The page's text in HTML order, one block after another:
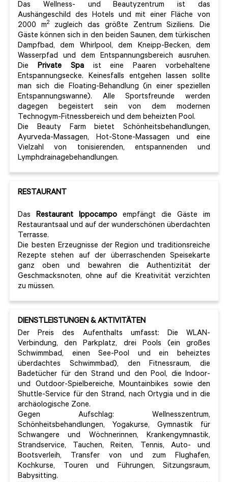
Das Wellness- und Beautyzentrum ist das
Aushängeschild des Hotels und mit einer Fläche von
2000 m2zugleich das größte Zentrum Siziliens. Die
Gäste können sich in den beiden Saunen, dem türkischen
Dampfbad, dem Whirlpool, dem Kneipp-Becken, dem
Wasserpfad und dem Entspannungsbereich ausruhen.
Die Private Spaist eine Paaren vorbehaltene
Entspannungsecke. Keinesfalls entgehen lassen sollte
man sich die Floating-Behandlung (in einer speziellen
Entspannungswanne). Alle Sportsfreunde werden
dagegen begeistert sein von dem modernen
Technogym-Fitnessbereich und dem beheizten Pool.
Die Beauty Farm bietet Schönheitsbehandlungen,
Ayurveda-Massagen, Hot-Stone-Massagen und eine
Vielzahl von tonisierenden, entspannenden und
Lymphdrainagebehandlungen.
RESTAURANT
Das Restaurant Ippocampo empfängt die Gäste im
Restaurantsaal und auf der wunderschönen überdachten
Terrasse.
Die besten Erzeugnisse der Region und traditionsreiche
Rezepte stehen auf der überraschenden Speisekarte
ganz oben und bewahren die Authentizität der
Geschmacksnoten, ohne auf die Kreativität verzichten
zu müssen.
DIENSTLEISTUNGEN & AKTIVITÄTEN
Der Preis des Aufenthalts umfasst: Die WLAN-
Verbindung, den Parkplatz, drei Pools (ein großes
Schwimmbad, einen See-Pool und ein beheiztes
überdachtes Schwimmbad), den Fitnessraum, die
Badetücher für den Strand und den Pool, die Indoor-
und Outdoor-Spielbereiche, Mountainbikes sowie den
Shuttle-Service für den Strand, nach Ortygia und in die
archäologische Zone.
Gegen Aufschlag: Wellnesszentrum,
Schönheitsbehandlungen, Yogakurse, Gymnastik für
Schwangere und Wöchnerinnen, Krankengymnastik,
Strandservice, Tauchen, Reiten, Tennis, Auto- und
Bootsverleih, Transfer von und zum Flughafen,
Kochkurse, Touren und Führungen, Sitzungsraum,
Babysitting.